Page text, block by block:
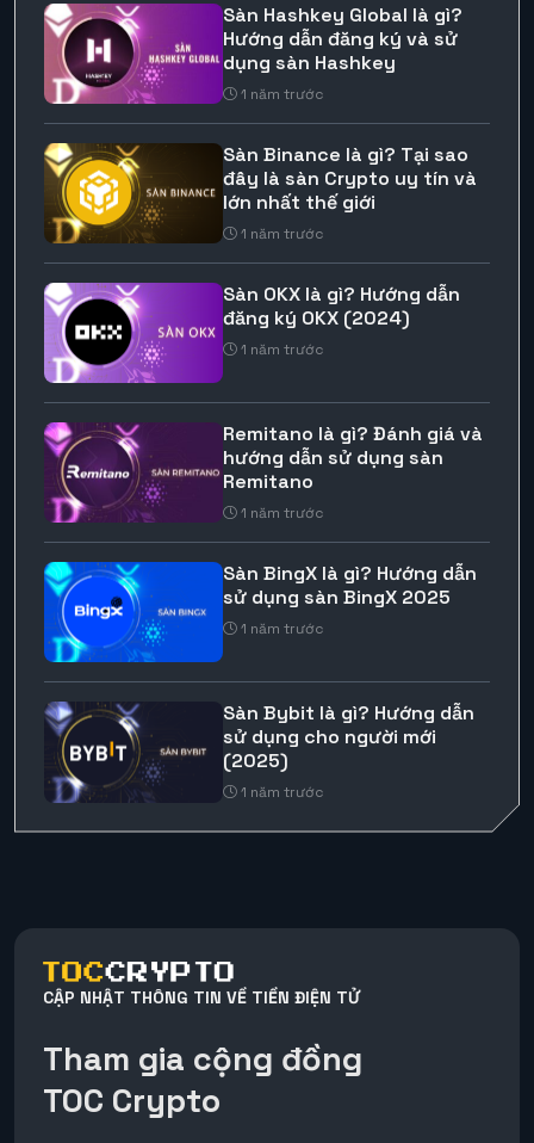
Sàn Hashkey Global là gì?
Hướng dẫn đăng ký và sử
dụng sàn Hashkey
1 năm trước
Sàn Binance là gì? Tại sao
đây là sàn Crypto uy tín và
lớn nhất thế giới
1 năm trước
Sàn OKX là gì? Hướng dẫn
đăng ký OKX (2024)
1 năm trước
Remitano là gì? Đánh giá và
hướng dẫn sử dụng sàn
Remitano
1 năm trước
Sàn BingX là gì? Hướng dẫn
sử dụng sàn BingX 2025
1 năm trước
Sàn Bybit là gì? Hướng dẫn
sử dụng cho người mới
(2025)
1 năm trước
CẬP NHẬT THÔNG TIN VỀ TIỀN ĐIỆN TỬ
Tham gia cộng đồng
TOC Crypto